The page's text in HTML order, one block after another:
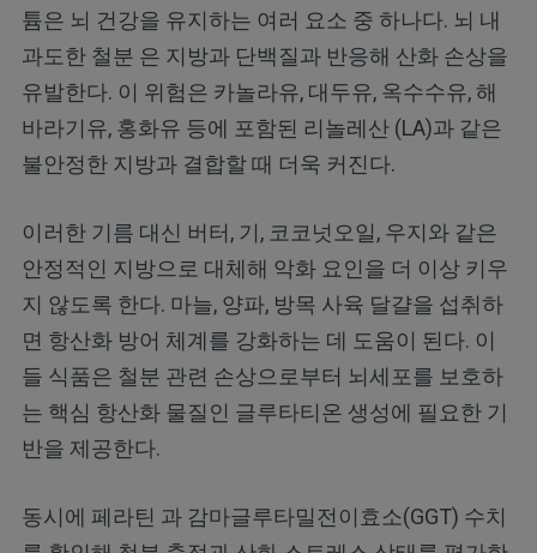
튬은 뇌 건강을 유지하는 여러 요소 중 하나다. 뇌 내
과도한 철분 은 지방과 단백질과 반응해 산화 손상을
유발한다. 이 위험은 카놀라유, 대두유, 옥수수유, 해
바라기유, 홍화유 등에 포함된 리놀레산 (LA)과 같은
불안정한 지방과 결합할 때 더욱 커진다.
이러한 기름 대신 버터, 기, 코코넛오일, 우지와 같은
안정적인 지방으로 대체해 악화 요인을 더 이상 키우
지 않도록 한다. 마늘, 양파, 방목 사육 달걀을 섭취하
면 항산화 방어 체계를 강화하는 데 도움이 된다. 이
들 식품은 철분 관련 손상으로부터 뇌세포를 보호하
는 핵심 항산화 물질인 글루타티온 생성에 필요한 기
반을 제공한다.
동시에 페라틴 과 감마글루타밀전이효소(GGT) 수치